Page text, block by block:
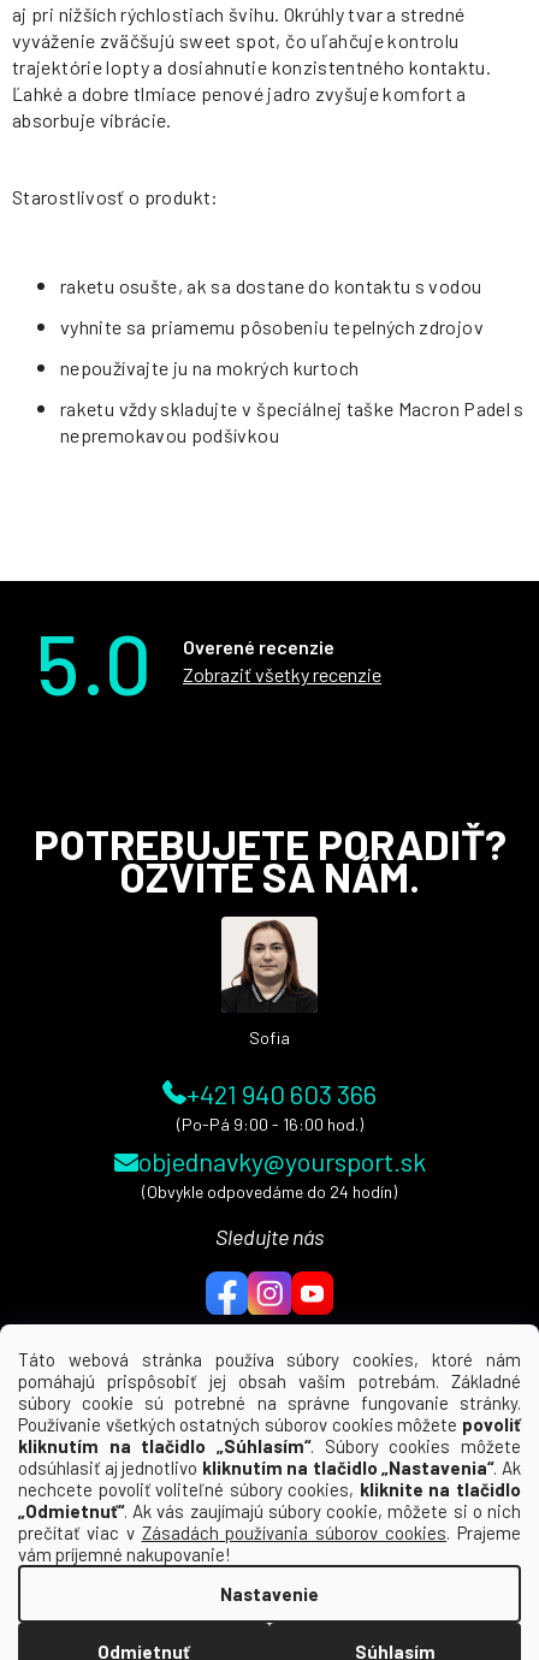
Táto webová stránka používa súbory cookies, ktoré nám
pomáhajú prispôsobiť jej obsah vašim potrebám. Základné
súbory cookie sú potrebné na správne fungovanie stránky.
Používanie všetkých ostatných súborov cookies môžete povoliť
kliknutím na tlačidlo „Súhlasím“. Súbory cookies môžete
odsúhlasiť aj jednotlivo kliknutím na tlačidlo „Nastavenia“. Ak
nechcete povoliť voliteľné súbory cookies, kliknite na tlačidlo
„Odmietnuť“. Ak vás zaujímajú súbory cookie, môžete si o nich
prečítať viac v Zásadách používania súborov cookies. Prajeme
vám príjemné nakupovanie!
Nastavenie
Odmietnuť Súhlasím
aj pri nižších rýchlostiach švihu. Okrúhly tvar a stredné
vyváženie zväčšujú sweet spot, čo uľahčuje kontrolu
trajektórie lopty a dosiahnutie konzistentného kontaktu.
Ľahké a dobre tlmiace penové jadro zvyšuje komfort a
absorbuje vibrácie.
Starostlivosť o produkt:
raketu osušte, ak sa dostane do kontaktu s vodou
vyhnite sa priamemu pôsobeniu tepelných zdrojov
nepoužívajte ju na mokrých kurtoch
raketu vždy skladujte v špeciálnej taške Macron Padel s
nepremokavou podšívkou
5.0
Overené recenzie
Zobraziť všetky recenzie
POTREBUJETE PORADIŤ?
OZVITE SA NÁM.
Sofia
+421 940 603 366
(Po-Pá 9:00 - 16:00 hod.)
objednavky@yoursport.sk
(Obvykle odpovedáme do 24 hodín)
Sledujte nás
MENU
UŽITEČNÉ ODKAZY
INFORMÁCIE PRE VÁS
KDE NÁS NÁJDETE
Vytvoril Shoptet